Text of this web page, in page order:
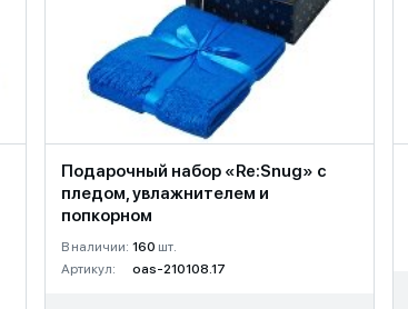
Подарочный набор «Re:Snug» с
пледом, увлажнителем и
попкорном
В наличии: 160 шт.
Артикул:
oas-210108.17